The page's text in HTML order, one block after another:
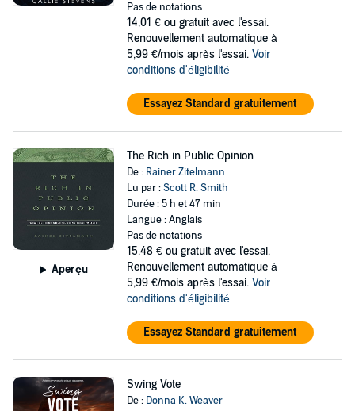
Pas de notations
14,01 € ou gratuit avec l'essai.
Renouvellement automatique à
5,99 €/mois après l'essai. Voir
conditions d'éligibilité
Essayez Standard gratuitement
Aperçu
The Rich in Public Opinion
De : Rainer Zitelmann
Lu par :Scott R. Smith
Durée : 5 h et 47 min
Langue : Anglais
Pas de notations
15,48 € ou gratuit avec l'essai.
Renouvellement automatique à
5,99 €/mois après l'essai. Voir
conditions d'éligibilité
Essayez Standard gratuitement
Swing Vote
De : Donna K. Weaver